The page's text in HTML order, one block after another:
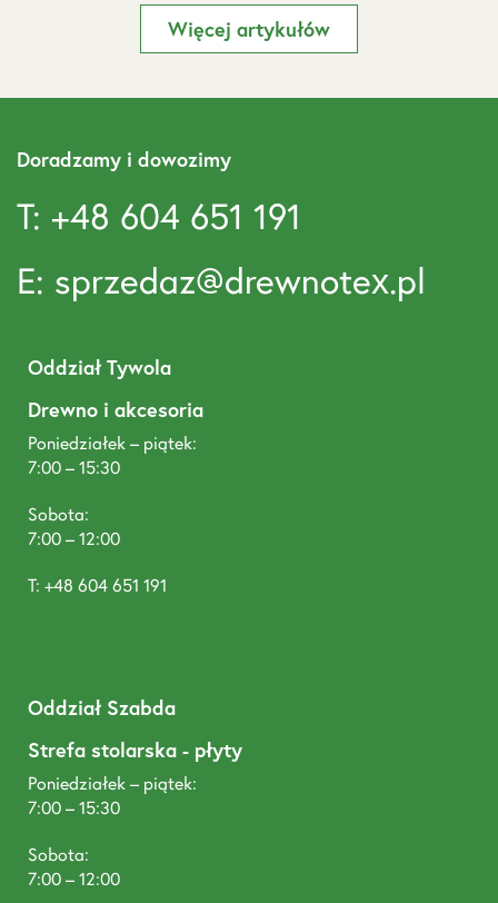
Więcej artykułów
Doradzamy i dowozimy
T: +48 604 651 191
E: sprzedaz@drewnotex.pl
Oddział Tywola
Drewno i akcesoria
Poniedziałek – piątek:
7:00 – 15:30
Sobota:
7:00 – 12:00
T: +48 604 651 191
Oddział Szabda
Strefa stolarska - płyty
Poniedziałek – piątek:
7:00 – 15:30
Sobota:
7:00 – 12:00